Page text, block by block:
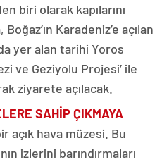
biri olarak kapılarını
Karadeniz’e açılan
yer alan tarihi Yoros
ve Geziyolu Projesi’ ile
ziyarete açılacak.
SAHİP ÇIKMAYA
açık hava müzesi. Bu
izlerini barındırmaları